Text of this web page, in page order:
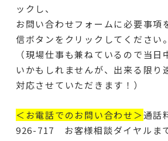
ックし、
お問い合わせフォームに必要事項
信ボタンをクリックしてください。
（現場仕事も兼ねているので当日
いかもしれませんが、出来る限り
対応させていただきます！）
＜お電話でのお問い合わせ＞通話
926-717 お客様相談ダイヤルま